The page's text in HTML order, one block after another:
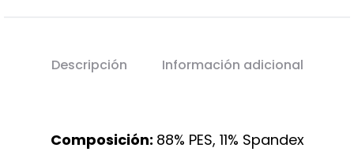
Descripción Información adicional
Composición: 88% PES, 11% Spandex